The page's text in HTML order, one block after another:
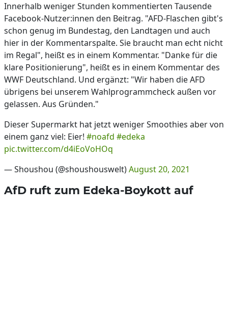
Innerhalb weniger Stunden kommentierten Tausende
Facebook-Nutzer:innen den Beitrag. "AFD-Flaschen gibt's
schon genug im Bundestag, den Landtagen und auch
hier in der Kommentarspalte. Sie braucht man echt nicht
im Regal", heißt es in einem Kommentar. "Danke für die
klare Positionierung", heißt es in einem Kommentar des
WWF Deutschland. Und ergänzt: "Wir haben die AFD
übrigens bei unserem Wahlprogrammcheck außen vor
gelassen. Aus Gründen."
Dieser Supermarkt hat jetzt weniger Smoothies aber von
einem ganz viel: Eier! #noafd #edeka
pic.twitter.com/d4iEoVoHOq
— Shoushou (@shoushouswelt)August 20, 2021
AfD ruft zum Edeka-Boykott auf